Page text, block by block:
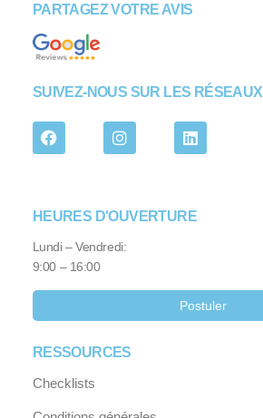
PARTAGEZ VOTRE AVIS
SUIVEZ-NOUS SUR LES RÉSEAUX
HEURES D'OUVERTURE
Lundi – Vendredi:
9:00 – 16:00
Postuler
RESSOURCES
Checklists